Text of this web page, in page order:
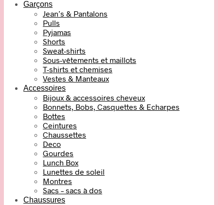
Garçons
Jean’s & Pantalons
Pulls
Pyjamas
Shorts
Sweat-shirts
Sous-vêtements et maillots
T-shirts et chemises
Vestes & Manteaux
Accessoires
Bijoux & accessoires cheveux
Bonnets, Bobs, Casquettes & Echarpes
Bottes
Ceintures
Chaussettes
Deco
Gourdes
Lunch Box
Lunettes de soleil
Montres
Sacs – sacs à dos
Chaussures